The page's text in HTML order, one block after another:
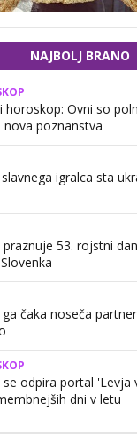
NAJBOLJ BRANO
horoskop: Ovni so
nova poznanstva
slavnega igralca sta
praznuje 53. rojstni
čaka noseča
se odpira portal 'Levja
dni v letu